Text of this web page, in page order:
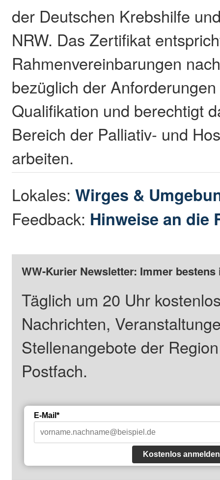
der Deutschen Krebshilfe
NRW. Das Zertifikat
Rahmenvereinbarungen
bezüglich der
Qualifikation und berechtigt
Bereich der Palliativ- und
arbeiten.
Lokales:Wirges &
Feedback: Hinweise an die
WW-Kurier Newsletter: Immer
Täglich um 20 Uhr
Nachrichten,
Stellenangebote der
Postfach.
E-Mail*
Kostenlos anmelden